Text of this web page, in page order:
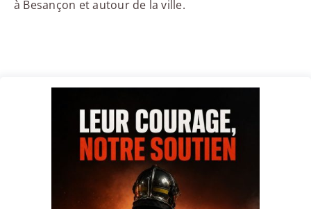
à Besançon et autour de la ville.